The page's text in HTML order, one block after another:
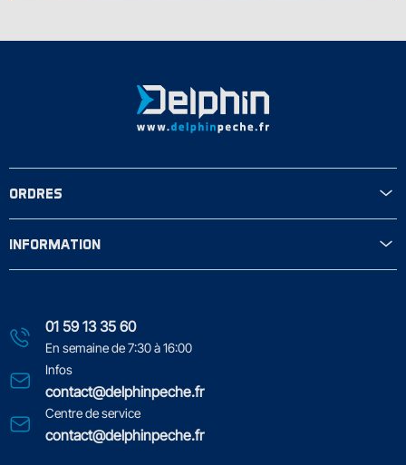
01 59 13 35 60
En semaine de 7:30 à 16:00
Infos
contact@delphinpeche.fr
Centre de service
contact@delphinpeche.fr
ORDRES
INFORMATION